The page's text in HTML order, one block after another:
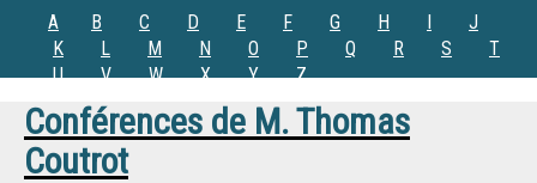
A B C D E F G H I
J
K
L M N O P Q R S
T
U
V W X Y Z
Conférences de M.Thomas
Coutrot